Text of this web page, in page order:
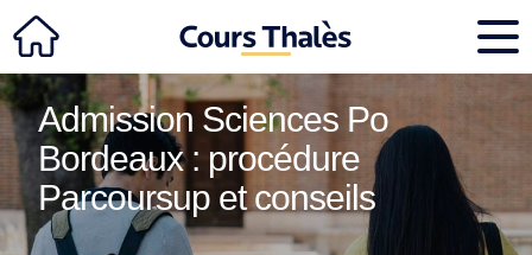
Admission Sciences Po
Bordeaux : procédure
Parcoursup et conseils